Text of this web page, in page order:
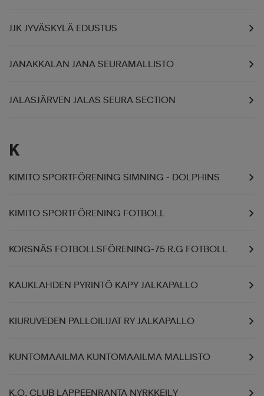
JJK JYVÄSKYLÄ EDUSTUS
JANAKKALAN JANA SEURAMALLISTO
JALASJÄRVEN JALAS SEURA SECTION
K
KIMITO SPORTFÖRENING SIMNING - DOLPHINS
KIMITO SPORTFÖRENING FOTBOLL
KORSNÄS FOTBOLLSFÖRENING-75 R.G FOTBOLL
KAUKLAHDEN PYRINTÖ KAPY JALKAPALLO
KIURUVEDEN PALLOILIJAT RY JALKAPALLO
KUNTOMAAILMA KUNTOMAAILMA MALLISTO
K.O. CLUB LAPPEENRANTA NYRKKEILY